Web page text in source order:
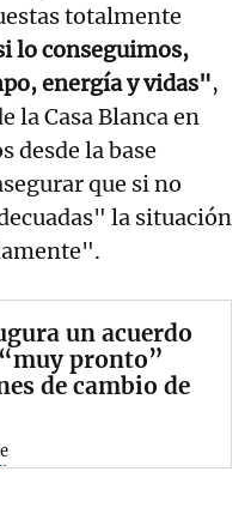
totalmente
lo conseguimos,
energía y vidas",
la Casa Blanca en
desde la base
que si no
la situación
un acuerdo
pronto”
de cambio de